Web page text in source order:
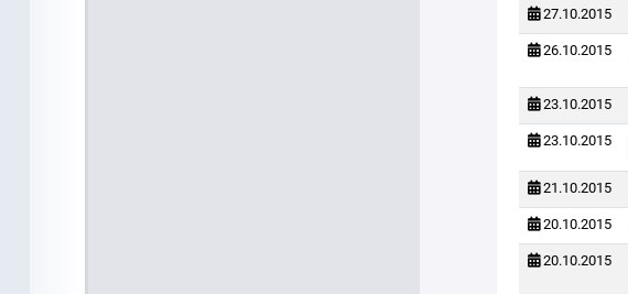
27.10.2015
26.10.2015
23.10.2015
23.10.2015
21.10.2015
20.10.2015
20.10.2015